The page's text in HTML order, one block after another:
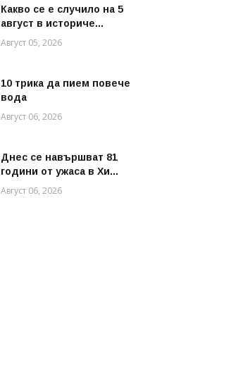
Какво се е случило на 5
август в историче...
Август 05, 2026
10 трика да пием повече
вода
Август 06, 2026
Днес се навършват 81
години от ужаса в Хи...
Август 06, 2026